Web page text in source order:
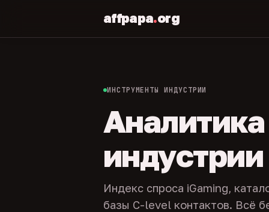
affpapa.org
ИНСТРУМЕНТЫ ИНДУСТРИИ
индустрии
Индекс спроса iGaming,
базы C-level контактов. Всё